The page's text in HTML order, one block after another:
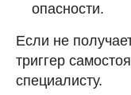
опасности.
Если не
триггер
специалисту.